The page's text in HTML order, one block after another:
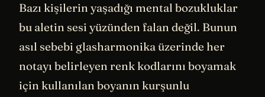
Bazı kişilerin yaşadığı mental bozukluklar
bu aletin sesi yüzünden falan değil. Bunun
asıl sebebi glasharmonika üzerinde her
notayı belirleyen renk kodlarını boyamak
için kullanılan boyanın kurşunlu